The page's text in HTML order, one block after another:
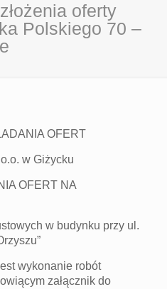
oferty
Polskiego 70 –
OFERT
w Giżycku
OFERT NA
w budynku przy ul.
wykonanie robót
załącznik do